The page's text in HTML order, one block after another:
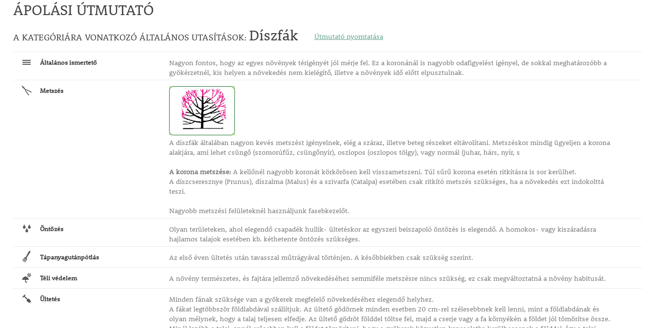
ÁPOLÁSI ÚTMUTATÓ
A KATEGÓRIÁRA VONATKOZÓ ÁLTALÁNOS UTASÍTÁSOK: Díszfák Útmutató nyomtatása
Általános ismertető
Nagyon fontos, hogy az egyes növények térigényét jól mérje fel. Ez a koronánál is nagyobb odafigyelést igényel, de sokkal meghatározóbb a
gyökérzetnél, kis helyen a növekedés nem kielégítő, illetve a növények idő előtt elpusztulnak.
Metszés
A díszfák általában nagyon kevés metszést igényelnek, elég a száraz, illetve beteg részeket eltávolítani. Metszéskor mindig ügyeljen a korona
alakjára, ami lehet csüngő (szomorúfűz, csüngőnyír), oszlopos (oszlopos tölgy), vagy normál (juhar, hárs, nyír, s
A korona metszése:A kellőnél nagyobb koronát körkörösen kell visszametszeni. Túl sűrű korona esetén ritkításra is sor kerülhet.
A díszcseresznye (Prunus), díszalma (Malus) és a szivarfa (Catalpa) esetében csak ritkító metszés szükséges, ha a növekedés ezt indokolttá
teszi.
Nagyobb metszési felületeknél használjunk fasebkezelőt.
Öntözés
Olyan területeken, ahol elegendő csapadék hullik- ültetéskor az egyszeri beiszapoló öntözés is elegendő. A homokos- vagy kiszáradásra
hajlamos talajok esetében kb. kéthetente öntözés szükséges.
Tápanyagutánpótlás Az első éven ültetés után tavasszal műtrágyával történjen. A későbbiekben csak szükség szerint.
Téli védelem A növény természetes, és fajtára jellemző növekedéséhez semmiféle metszésre nincs szükség, ez csak megváltoztatná a növény habitusát.
Ültetés
Minden fának szüksége van a gyökerek megfelelő növekedéséhez elegendő helyhez.
A fákat legtöbbször földlabdával szállítjuk. Az ültető gödörnek minden esetben 20 cm-rel szélesebbnek kell lenni, mint a földlabdának és
olyan mélynek, hogy a talaj teljesen elfedje. Az ültető gödröt földdel töltse fel, majd a cserje vagy a fa környékén a földet jól tömörítse össze.